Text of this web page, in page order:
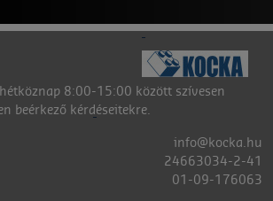
8:00-15:00 között szívesen
beérkező kérdéseitekre.
info@kocka.hu
24663034-2-41
01-09-176063